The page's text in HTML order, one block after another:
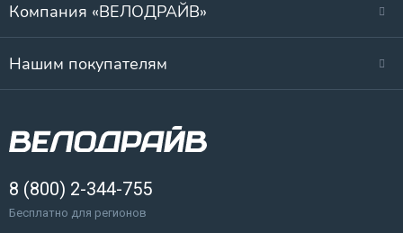
Компания «ВЕЛОДРАЙВ»
Нашим покупателям
8 (800) 2-344-755
Бесплатно для регионов